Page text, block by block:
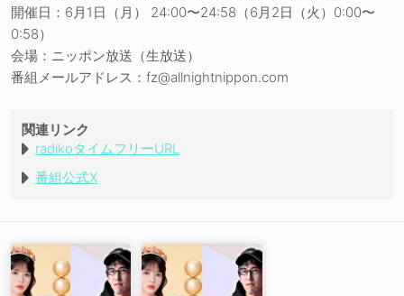
開催日：6月1日（月） 24:00〜24:58（6月2日（火）0:00〜
0:58）
会場：ニッポン放送（生放送）
番組メールアドレス：fz@allnightnippon.com
関連リンク
radikoタイムフリーURL
番組公式X